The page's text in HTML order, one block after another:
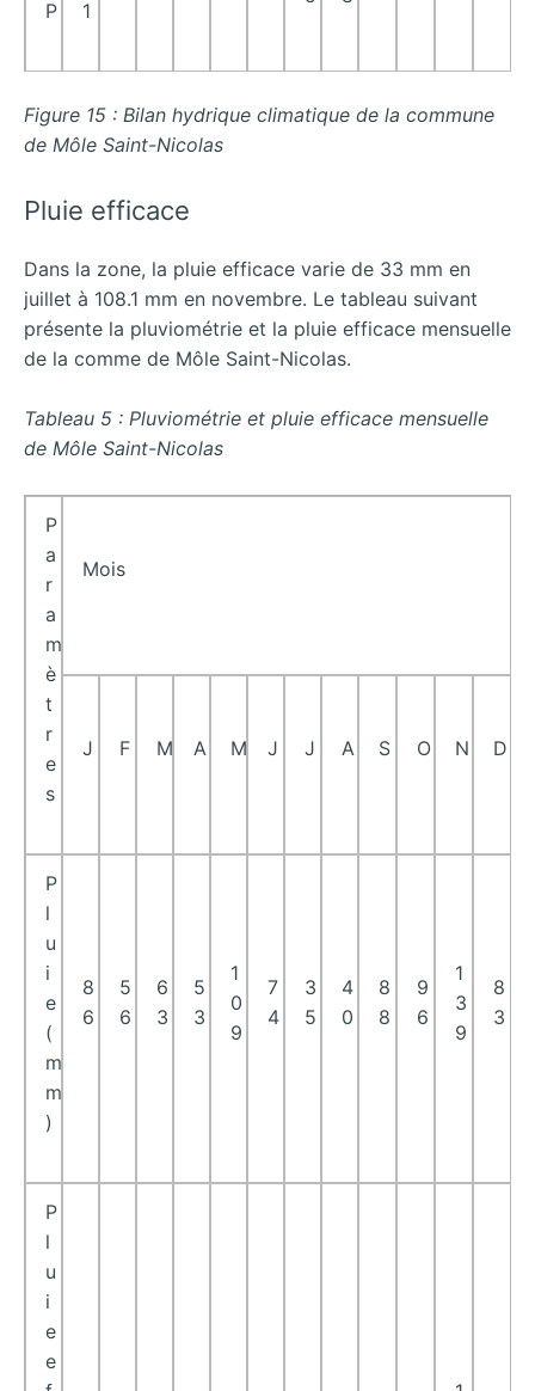
P
1
Figure 15 : Bilan hydrique climatique de la commune
de Môle Saint-Nicolas
Pluie efficace
Dans la zone, la pluie efficace varie de 33 mm en
juillet à 108.1 mm en novembre. Le tableau suivant
présente la pluviométrie et la pluie efficace mensuelle
de la comme de Môle Saint-Nicolas.
Tableau 5 : Pluviométrie et pluie efficace mensuelle
de Môle Saint-Nicolas
P
a
r
a
m
è
t
r
e
s
Mois
J F M A M J J A S O N D
P
l
u
i
e
(
m
m
)
8
6
5
6
6
3
5
3
1
0
9
7
4
3
5
4
0
8
8
9
6
1
3
9
8
3
P
l
u
i
e
e